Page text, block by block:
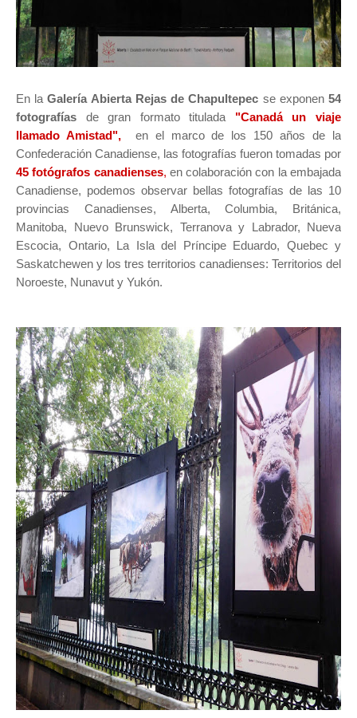
En la Galería Abierta Rejas de Chapultepec se exponen54
fotografías de gran formato titulada "Canadá un viaje
llamado Amistad",en el marco de los 150 años de la
Confederación Canadiense, las fotografías fueron tomadas por
45 fotógrafos canadienses, en colaboración con la embajada
Canadiense, podemos observar bellas fotografías de las 10
provincias Canadienses, Alberta, Columbia, Británica,
Manitoba, Nuevo Brunswick, Terranova y Labrador, Nueva
Escocia, Ontario, La Isla del Príncipe Eduardo, Quebec y
Saskatchewen y los tres territorios canadienses: Territorios del
Noroeste, Nunavut y Yukón.